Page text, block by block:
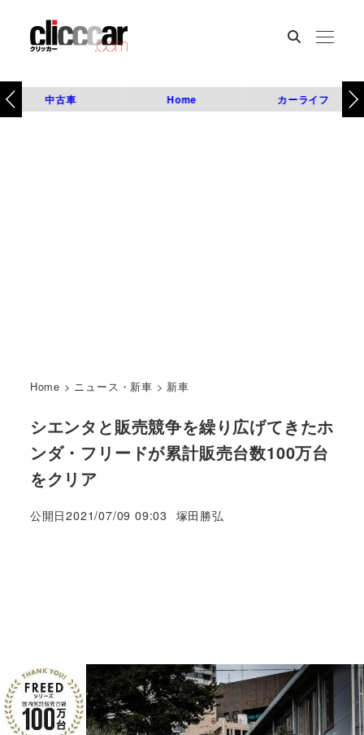
中古車 Home カーライフ
Home > ニュース・新車 > 新車
シエンタと販売競争を繰り広げてきたホ
ンダ・フリードが累計販売台数100万台
をクリア
公開日2021/07/09 09:03
著
塚田勝弘